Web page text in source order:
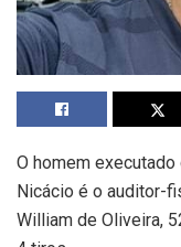
O homem
Nicácio é o auditor-
William de Oliveira,